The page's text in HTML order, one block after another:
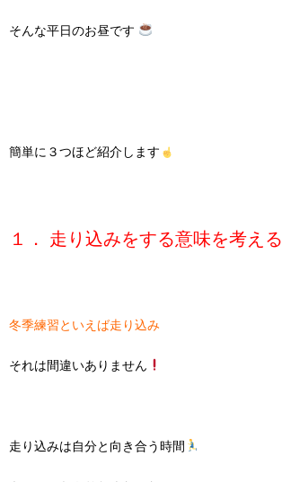
そんな平日のお昼です
簡単に３つほど紹介します
１． 走り込みをする意味を考える
冬季練習といえば走り込み
それは間違いありません
走り込みは自分と向き合う時間